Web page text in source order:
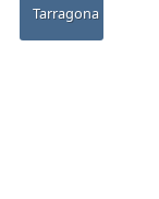
Tarragona